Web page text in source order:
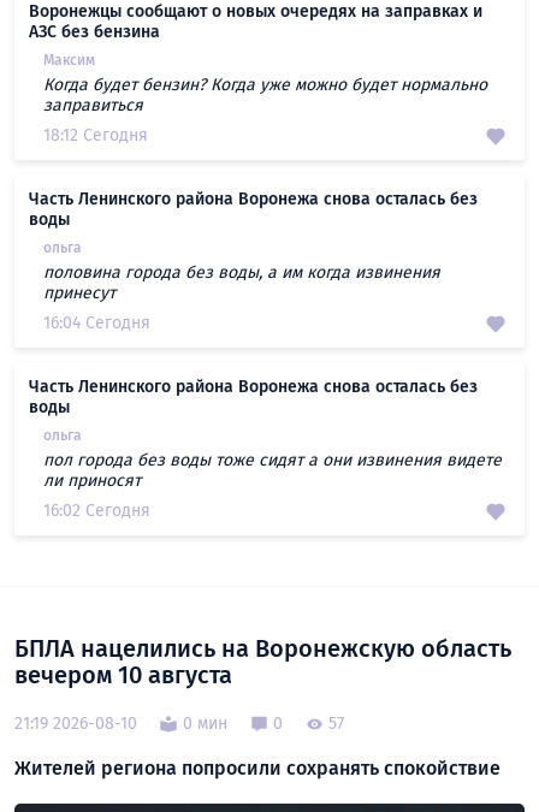
Воронежцы сообщают о новых очередях на заправках и
АЗС без бензина
Максим
Когда будет бензин? Когда уже можно будет нормально
заправиться
18:12 Сегодня
Часть Ленинского района Воронежа снова осталась без
воды
ольга
половина города без воды, а им когда извинения
принесут
16:04 Сегодня
Часть Ленинского района Воронежа снова осталась без
воды
ольга
пол города без воды тоже сидят а они извинения видете
ли приносят
16:02 Сегодня
БПЛА нацелились на Воронежскую область
вечером 10 августа
21:19 2026-08-10 0 мин 0 57
Жителей региона попросили сохранять спокойствие